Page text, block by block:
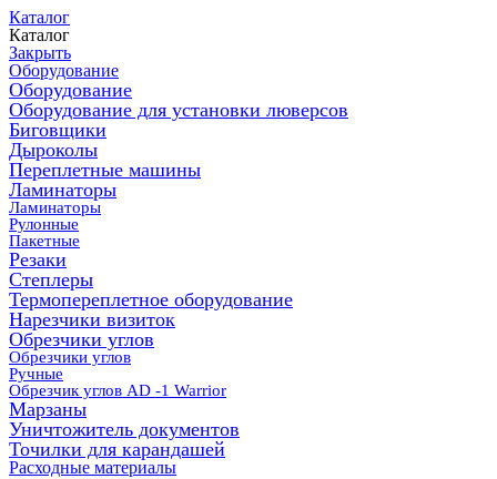
Каталог
Каталог
Закрыть
Оборудование
Оборудование
Оборудование для установки люверсов
Биговщики
Дыроколы
Переплетные машины
Ламинаторы
Ламинаторы
Рулонные
Пакетные
Резаки
Степлеры
Термопереплетное оборудование
Нарезчики визиток
Обрезчики углов
Обрезчики углов
Ручные
Обрезчик углов AD -1 Warrior
Марзаны
Уничтожитель документов
Точилки для карандашей
Расходные материалы